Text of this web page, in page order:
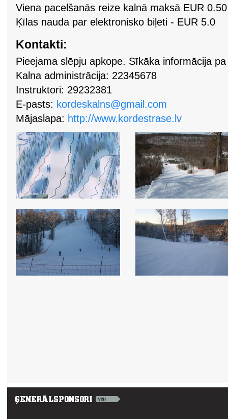
Viena pacelšanās reize kalnā maksā EUR 0.50
Ķīlas nauda par elektronisko biļeti - EUR 5.0
Kontakti:
Pieejama slēpju apkope. Sīkāka informācija
Kalna administrācija: 22345678
Instruktori: 29232381
E-pasts: kordeskalns@gmail.com
Mājaslapa: http://www.kordestrase.lv